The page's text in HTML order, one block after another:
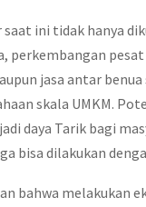
ini tidak hanya
perkembangan
jasa antar benua
skala UMKM.
daya Tarik bagi
bisa dilakukan
bahwa melakukan